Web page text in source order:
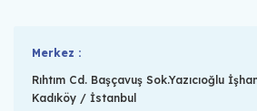
Merkez :
Rıhtım Cd. Başçavuş Sok.Yazıcıoğlu
Kadıköy / İstanbul